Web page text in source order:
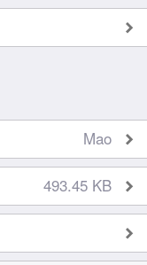
Mao
493.45 KB